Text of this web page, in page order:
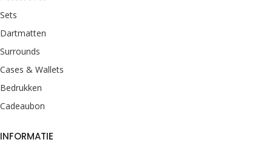
Sets
Dartmatten
Surrounds
Cases & Wallets
Bedrukken
Cadeaubon
INFORMATIE